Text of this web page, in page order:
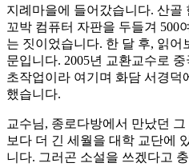
지례마을에 들어갔습니다. 산골
꼬박 컴퓨터 자판을 두들겨 500
는 짓이었습니다. 한 달 후, 읽어
문입니다. 2005년 교환교수로
초작업이라 여기며 화담 서경덕
했습니다.
교수님, 종로다방에서 만났던
보다 더 긴 세월을 대학 교단에
니다. 그러곤 소설을 쓰겠다고